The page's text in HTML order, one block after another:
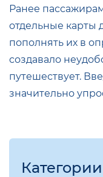
Ранее
отдельные карты
пополнять их в
создавало
путешествует.
значительно
Категории